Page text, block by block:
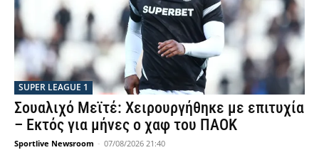
SUPER LEAGUE 1
Σουαλιχό Μεϊτέ: Χειρουργήθηκε με επιτυχία
– Εκτός για μήνες ο χαφ του ΠΑΟΚ
Sportlive Newsroom - 07/08/2026 21:40